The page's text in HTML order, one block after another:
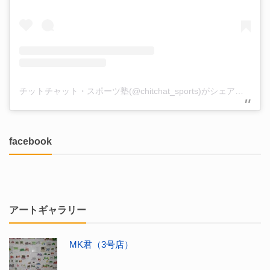
facebook
アートギャラリー
MK君（3号店）